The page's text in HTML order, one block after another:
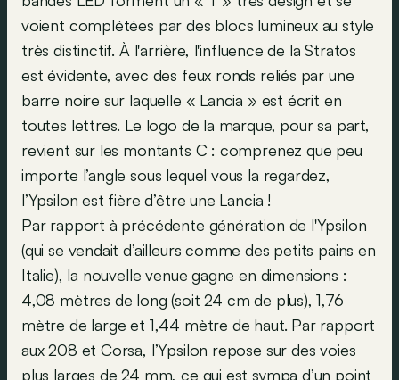
voient complétées par des blocs lumineux au style
très distinctif. À l'arrière, l'influence de la Stratos
est évidente, avec des feux ronds reliés par une
barre noire sur laquelle « Lancia » est écrit en
toutes lettres. Le logo de la marque, pour sa part,
revient sur les montants C : comprenez que peu
importe l’angle sous lequel vous la regardez,
l’Ypsilon est fière d’être une Lancia !
Par rapport à précédente génération de l'Ypsilon
(qui se vendait d’ailleurs comme des petits pains en
Italie), la nouvelle venue gagne en dimensions :
4,08 mètres de long (soit 24 cm de plus), 1,76
mètre de large et 1,44 mètre de haut. Par rapport
aux 208 et Corsa, l’Ypsilon repose sur des voies
plus larges de 24 mm, ce qui est sympa d’un point